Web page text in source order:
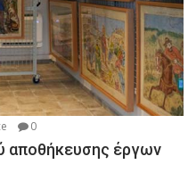
0
αποθήκευσης έργων